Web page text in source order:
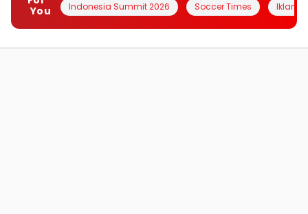
You
Indonesia Summit 2026 Soccer Times Iklanin